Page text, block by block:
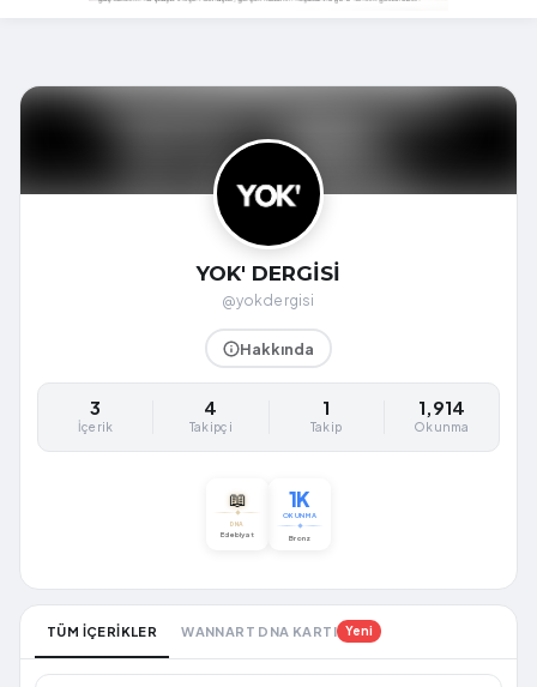
YOK' DERGİSİ
@yokdergisi
Hakkında
3
İçerik
4
Takipçi
1
Takip
1,914
Okunma
📖
DNA
Edebiyat
1K
OKUNMA
Bronz
TÜM İÇERİKLER WANNART DNA KARTI Yeni